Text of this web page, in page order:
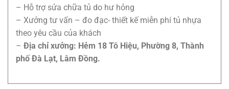
– Hỗ trợ sửa chữa tủ do hư hỏng
– Xưởng tư vấn – đo đạc- thiết kế miễn phí tủ nhựa
theo yêu cầu của khách
– Địa chỉ xưởng: Hẻm 18 Tô Hiệu, Phường 8, Thành
phố Đà Lạt, Lâm Đồng.